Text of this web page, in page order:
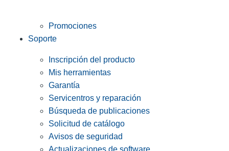
Promociones
Soporte
Inscripción del producto
Mis herramientas
Garantía
Servicentros y reparación
Búsqueda de publicaciones
Solicitud de catálogo
Avisos de seguridad